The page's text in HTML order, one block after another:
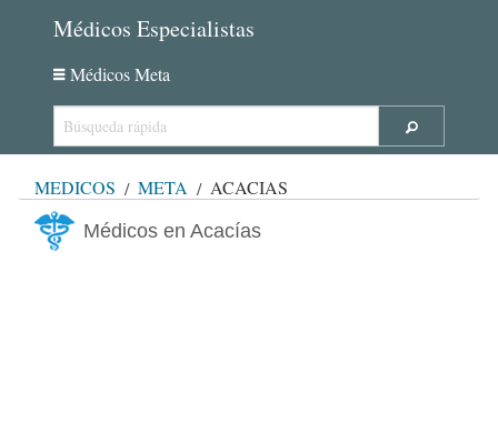
Médicos Especialistas
Médicos Meta
MÉDICOS META ACACÍAS
Médicos en Acacías